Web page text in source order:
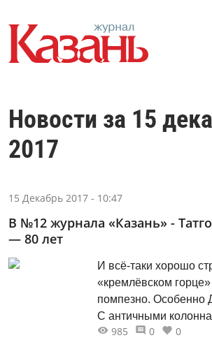
Новости за 15
2017
15 Декабрь 2017 - 10:47
В №12 журнала «Казань» -
— 80 лет
И всё-таки хорошо
«кремлёвском
помпезно. Особенно
С античными
и парадной
985 0
0